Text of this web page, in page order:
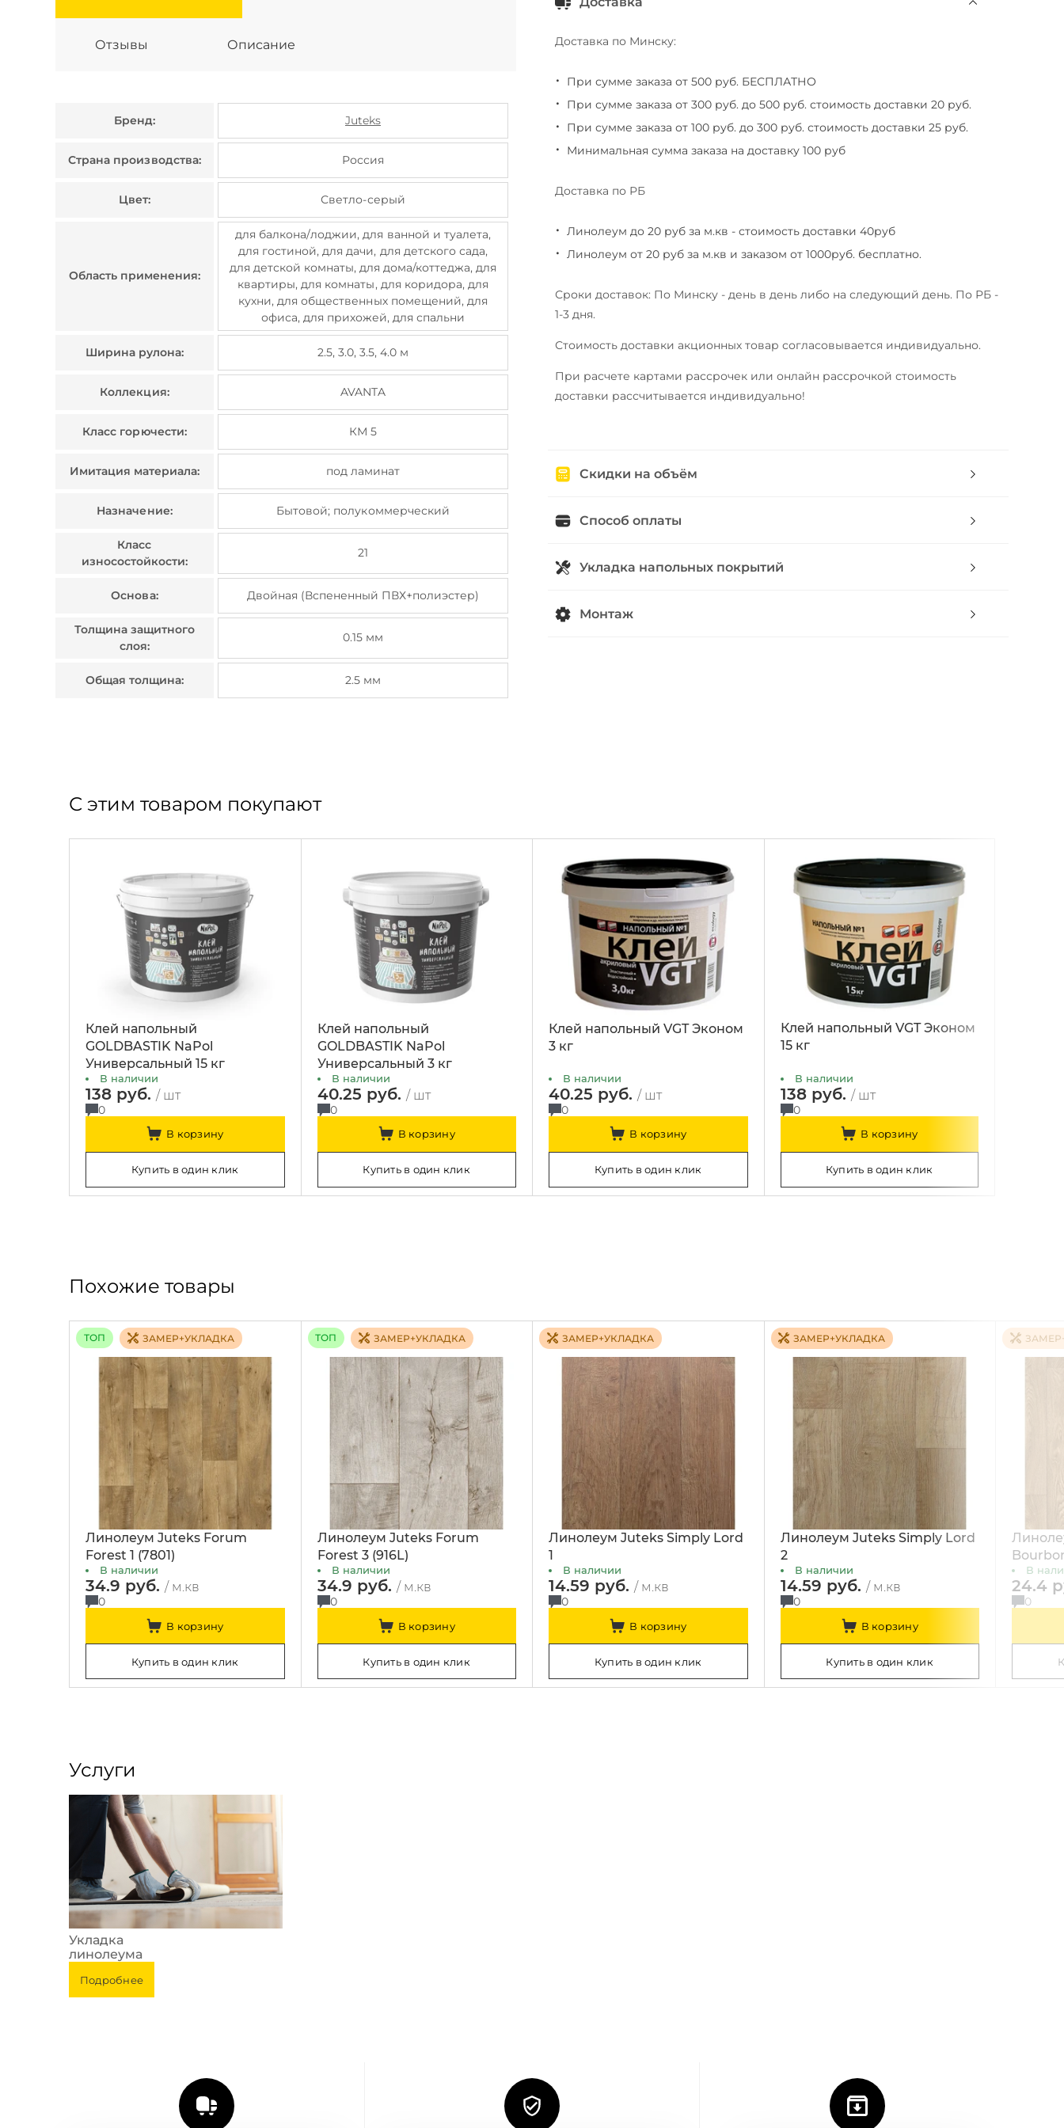
Доставка по Минску:
При сумме заказа от 500 руб. БЕСПЛАТНО
При сумме заказа от 300 руб. до 500 руб. стоимость доставки 20 руб.
При сумме заказа от 100 руб. до 300 руб. стоимость доставки 25 руб.
Минимальная сумма заказа на доставку 100 руб
Доставка по РБ
Линолеум до 20 руб за м.кв - стоимость доставки 40руб
Линолеум от 20 руб за м.кв и заказом от 1000руб. бесплатно.
Сроки доставок: По Минску - день в день либо на следующий день. По РБ -
1-3 дня.
Стоимость доставки акционных товар согласовывается индивидуально.
При расчете картами рассрочек или онлайн рассрочкой стоимость
доставки рассчитывается индивидуально!
Скидки на объём
Способ оплаты
Укладка напольных покрытий
Монтаж
Отзывы Описание
Бренд: Juteks
Страна производства: Россия
Цвет: Светло-серый
Область применения:
для балкона/лоджии, для ванной и туалета,
для гостиной, для дачи, для детского сада,
для детской комнаты, для дома/коттеджа, для
квартиры, для комнаты, для коридора, для
кухни, для общественных помещений, для
офиса, для прихожей, для спальни
Ширина рулона: 2.5, 3.0, 3.5, 4.0 м
Коллекция: AVANTA
Класс горючести: КМ 5
Имитация материала: под ламинат
Назначение: Бытовой; полукоммерческий
Класс
износостойкости:
21
Основа: Двойная (Вспененный ПВХ+полиэстер)
Толщина защитного
слоя:
0.15 мм
Общая толщина: 2.5 мм
С этим товаром покупают
Клей напольный
GOLDBASTIK NaPol
Универсальный 15 кг
В наличии
138 руб./ шт
0
В корзину
Купить в один клик
Клей напольный
GOLDBASTIK NaPol
Универсальный 3 кг
В наличии
40.25 руб. / шт
0
В корзину
Купить в один клик
Клей напольный VGT Эконом
3 кг
В наличии
40.25 руб./ шт
0
В корзину
Купить в один клик
Клей напольный VGT Эконом
15 кг
В наличии
138 руб. / шт
0
В корзину
Купить в один клик
Похожие товары
ТОП ЗАМЕР+УКЛАДКА
Линолеум Juteks Forum
Forest 1 (7801)
В наличии
34.9 руб./ м.кв
0
В корзину
Купить в один клик
ТОП ЗАМЕР+УКЛАДКА
Линолеум Juteks Forum
Forest 3 (916L)
В наличии
34.9 руб. / м.кв
0
В корзину
Купить в один клик
ЗАМЕР+УКЛАДКА
Линолеум Juteks Simply Lord
1
В наличии
14.59 руб./ м.кв
0
В корзину
Купить в один клик
ЗАМЕР+УКЛАДКА
Линолеум Juteks Simply Lord
2
В наличии
14.59 руб. / м.кв
0
В корзину
Купить в один клик
В
24.4
0
Услуги
Укладка
линолеума
Подробнее